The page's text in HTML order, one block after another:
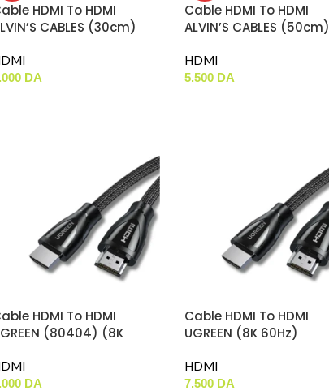
HDMI To HDMI
CABLES (30cm)
DA
Cable HDMI To HDMI
ALVIN’S CABLES (50cm)
HDMI
5.500 DA
HDMI To HDMI
(80404) (8K
DA
Cable HDMI To HDMI
UGREEN (8K 60Hz)
HDMI
7.500 DA